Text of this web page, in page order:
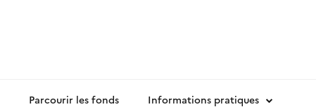
Parcourir les fonds Informations pratiques